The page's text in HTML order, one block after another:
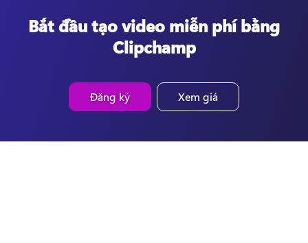
Bắt đầu tạo video miễn phí bằng
Clipchamp
Đăng ký Xem giá